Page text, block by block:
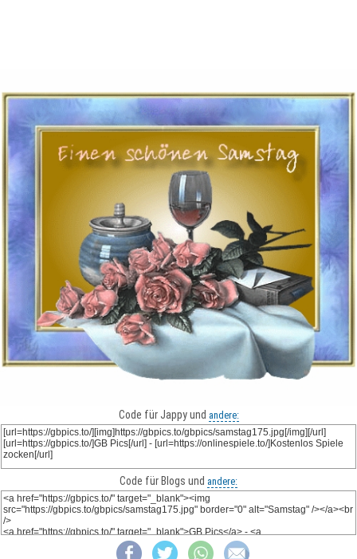
Code für Jappy und andere:
Code für Blogs und andere: